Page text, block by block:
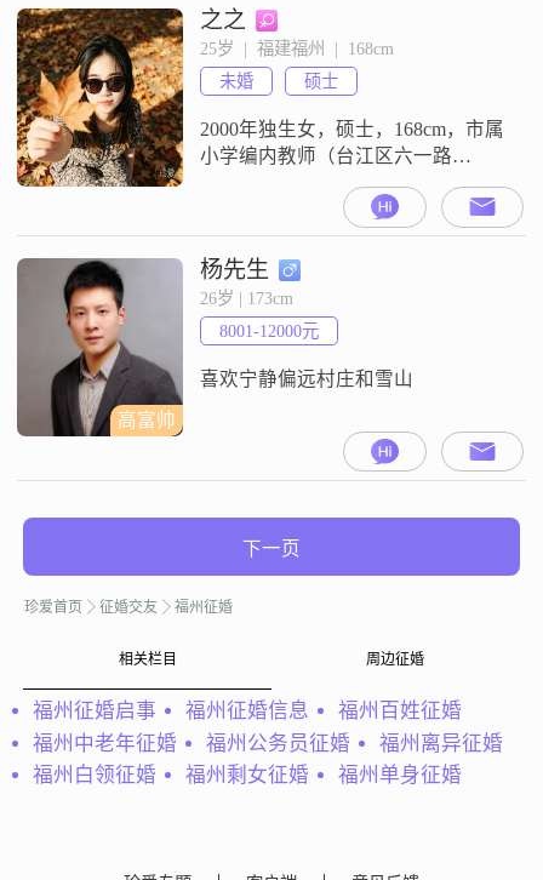
一，不冷暴力##3002##希望遇见一
位成熟稳重##3001##有责任心
##3001##情绪稳定的男士，懂得尊
重与珍惜##30
之之
25岁  |  福建福州  |  168cm
未婚
硕士
2000年独生女，硕士，168cm，市属
小学编内教师（台江区六一路
边），温和善良，颜值气质均在
线，父企业在职，母教师在职，养
老无忧，原生家庭和睦##3002##觅
品行端正，身心健康，工作稳定，
双亲健在，养老无忧，原生家庭和
睦，有独立婚房的男生##3002##
高富帅
杨先生
26岁 | 173cm
8001-12000元
喜欢宁静偏远村庄和雪山
下一页
珍爱首页 征婚交友 福州征婚
相关栏目 周边征婚
福州征婚启事 福州征婚信息
福州百姓征婚
福州中老年征婚
福州公务员征婚
福州离异征婚
福州白领征婚
福州剩女征婚 福州单身征婚